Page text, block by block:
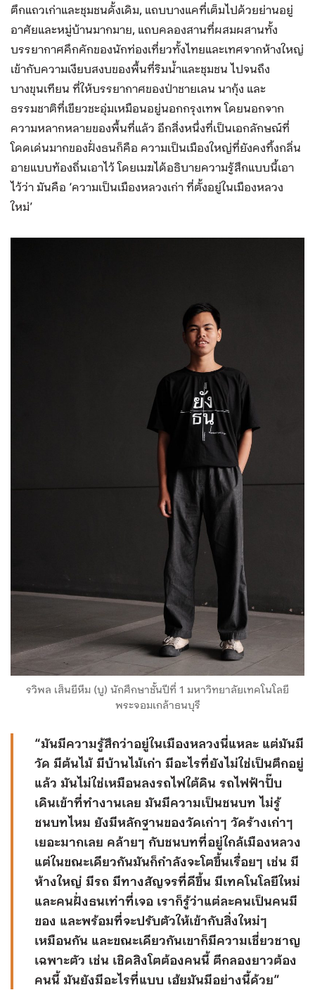
ตึกแถวเก่าและชุมชนดั้งเดิม, แถบบางแคที่เต็มไปด้วยย่านอยู่
อาศัยและหมู่บ้านมากมาย, แถบคลองสานที่ผสมผสานทั้ง
บรรยากาศคึกคักของนักท่องเที่ยวทั้งไทยและเทศจากห้างใหญ่
เข้ากับความเงียบสงบของพื้นที่ริมน้ำและชุมชน ไปจนถึง
บางขุนเทียน ที่ให้บรรยากาศของป่าชายเลน นากุ้ง และ
ธรรมชาติที่เขียวชะอุ่มเหมือนอยู่นอกกรุงเทพ โดยนอกจาก
ความหลากหลายของพื้นที่แล้ว อีกสิ่งหนึ่งที่เป็นเอกลักษณ์ที่
โดดเด่นมากของฝั่งธนก็คือ ความเป็นเมืองใหญ่ที่ยังคงทิ้งกลิ่น
อายแบบท้องถิ่นเอาไว้ โดยเมฆได้อธิบายความรู้สึกแบบนี้เอา
ไว้ว่า มันคือ ‘ความเป็นเมืองหลวงเก่า ที่ตั้งอยู่ในเมืองหลวง
ใหม่’
รวิพล เส็นยีหีม (บู) นักศึกษาชั้นปีที่ 1 มหาวิทยาลัยเทคโนโลยี
พระจอมเกล้าธนบุรี
“มันมีความรู้สึกว่าอยู่ในเมืองหลวงนี่แหละ แต่มันมี
วัด มีต้นไม้ มีบ้านไม้เก่า มีอะไรที่ยังไม่ใช่เป็นตึกอยู่
แล้ว มันไม่ใช่เหมือนลงรถไฟใต้ดิน รถไฟฟ้าปั๊บ
เดินเข้าที่ทำงานเลย มันมีความเป็นชนบท ไม่รู้
ชนบทไหม ยังมีหลักฐานของวัดเก่าๆ วัดร้างเก่าๆ
เยอะมากเลย คล้ายๆ กับชนบทที่อยู่ใกล้เมืองหลวง
แต่ในขณะเดียวกันมันก็กำลังจะโตขึ้นเรื่อยๆ เช่น มี
ห้างใหญ่ มีรถ มีทางสัญจรที่ดีขึ้น มีเทคโนโลยีใหม่
และคนฝั่งธนเท่าที่เจอ เราก็รู้ว่าแต่ละคนเป็นคนมี
ของ และพร้อมที่จะปรับตัวให้เข้ากับสิ่งใหม่ๆ
เหมือนกัน และขณะเดียวกันเขาก็มีความเชี่ยวชาญ
เฉพาะตัว เช่น เชิดสิงโตต้องคนนี้ ตีกลองยาวต้อง
คนนี้ มันยังมีอะไรที่แบบ เฮ้ยมันมีอย่างนี้ด้วย”